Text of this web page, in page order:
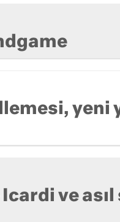
yeni
ve